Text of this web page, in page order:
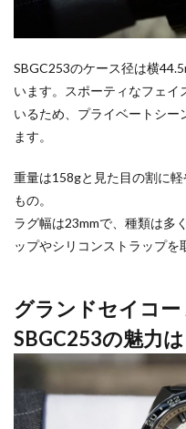
SBGC253のケース径は横
います。スポーティなフェ
いるため、プライベートシー
ます。
重量は158gと見た目の割に
もの。
ラグ幅は23mmで、種類は多
ップやシリコンストラップを
グランドセイコ
SBGC253の魅力は